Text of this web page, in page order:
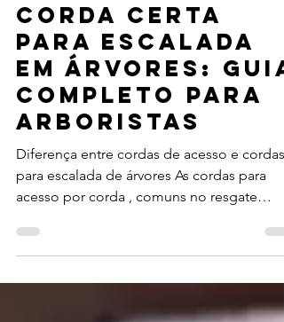
Como Escolher a
Corda Certa
para Escalada
em Árvores: Guia
Completo para
Arboristas
Diferença entre cordas de acesso e cordas
para escalada de árvores As cordas para
acesso por corda , comuns no resgate
industrial, e as...